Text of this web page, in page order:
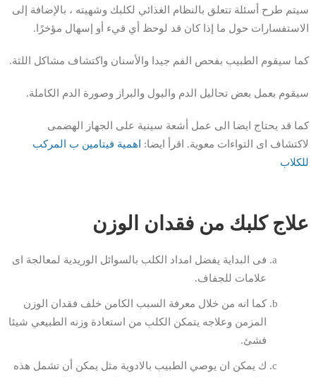
سيتم طرح أسئلة تتعلق بالنظام الغذائي لكلبك وشهيته ، بالإضافة إلى
الاستفسارات حول ما إذا كان قد لوحظ أي قيء أو إسهال مؤخرًا.
كما سيقوم الطبيب بفحص الفم جيدا والأسنان واكتشاف مشاكل اللثة.
سيقوم بعمل بعض تحاليل الدم والبول والبراز وصورة الدم الكاملة.
كما قد يحتاج ايضا الى عمل أشعة سينية على الجهاز الهضمى
لاكتشاف اى التواءات معوية. اقرأ ايضا:
اهمية فيتامين ب المركب
للكلاب
علاج كلبك من فقدان الوزن
فى البداية يفضل امداد الكلب بالسوائل الوريدية لمعالجة اى
علامات للجفاف.
كما انه من خلال معرفة السبب الكامن خلف فقدان الوزن
المزمن وعلاجه يتمكن الكلب من استعادة وزنه الطبيعي شيئا
فشئ.
ك يمكن ان يوصي الطبيب بالادوية مثل يمكن أن تشمل هذه